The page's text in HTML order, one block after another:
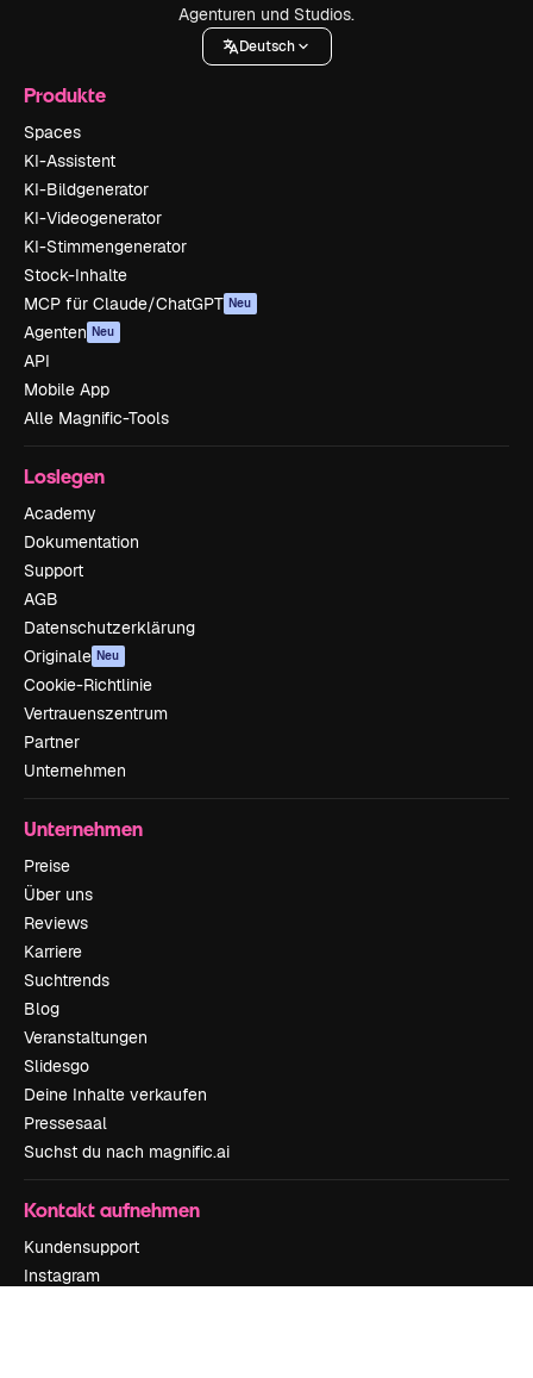
Agenturen und Studios.
Deutsch
Produkte
Spaces
KI-Assistent
KI-Bildgenerator
KI-Videogenerator
KI-Stimmengenerator
Stock-Inhalte
MCP für Claude/ChatGPT Neu
Agenten Neu
API
Mobile App
Alle Magnific-Tools
Loslegen
Academy
Dokumentation
Support
AGB
Datenschutzerklärung
Originale Neu
Cookie-Richtlinie
Vertrauenszentrum
Partner
Unternehmen
Unternehmen
Preise
Über uns
Reviews
Karriere
Suchtrends
Blog
Veranstaltungen
Slidesgo
Deine Inhalte verkaufen
Pressesaal
Suchst du nach magnific.ai
Kontakt aufnehmen
Kundensupport
Instagram